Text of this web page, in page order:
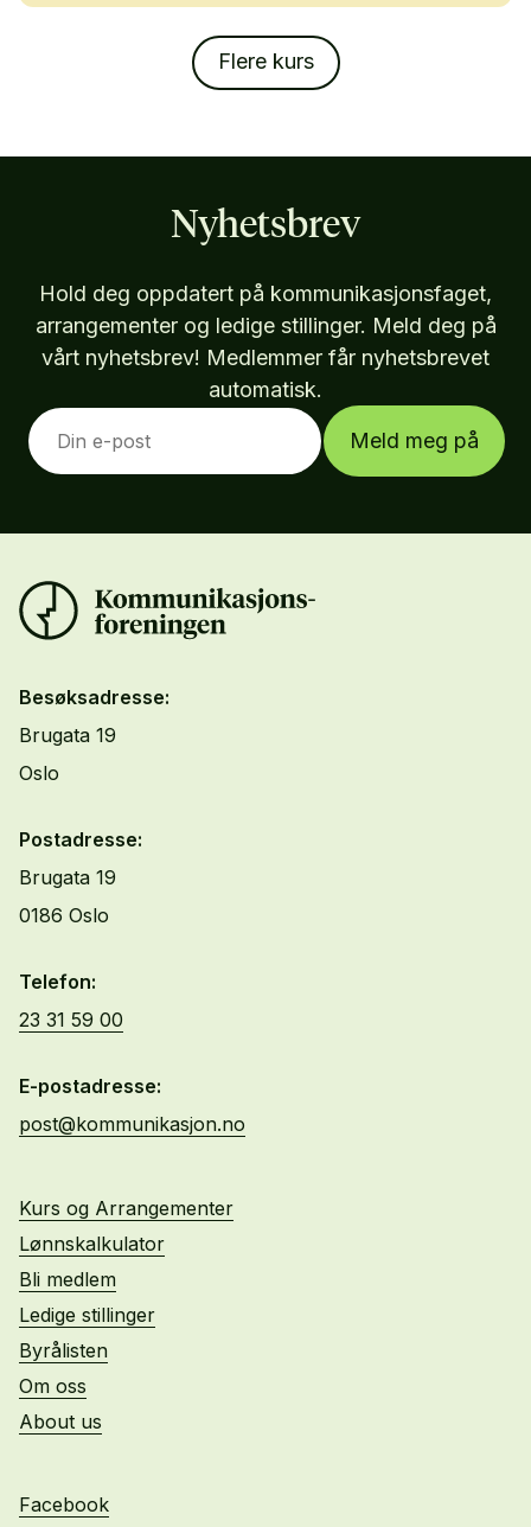
Flere kurs
Nyhetsbrev
Hold deg oppdatert på kommunikasjonsfaget,
arrangementer og ledige stillinger. Meld deg på
vårt nyhetsbrev! Medlemmer får nyhetsbrevet
automatisk.
Meld meg på
Besøksadresse:
Brugata 19
Oslo
Postadresse:
Brugata 19
0186 Oslo
Telefon:
23 31 59 00
E-postadresse:
post@kommunikasjon.no
Kurs og Arrangementer
Lønnskalkulator
Bli medlem
Ledige stillinger
Byrålisten
Om oss
About us
Facebook